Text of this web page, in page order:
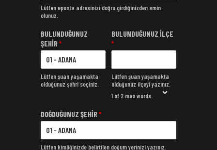
Lütfen eposta adresinizi doğru girdiğinizden emin
olunuz.
BULUNDUĞUNUZ
ŞEHİR*
Lütfen şuan yaşamakta
olduğunuz şehri seçiniz.
BULUNDUĞUNUZ İLÇE
*
Lütfen şuan yaşamakta
olduğunuz ilçeyi yazınız.
1 of 2 max words.
DOĞDUĞUNUZ ŞEHİR*
Lütfen kimliğinizde belirtilen doğum yerinizi yazınız.